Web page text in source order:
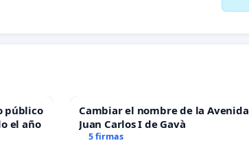
público
el año
Cambiar el nombre de la Avenida
Juan Carlos I de Gavà
5 firmas